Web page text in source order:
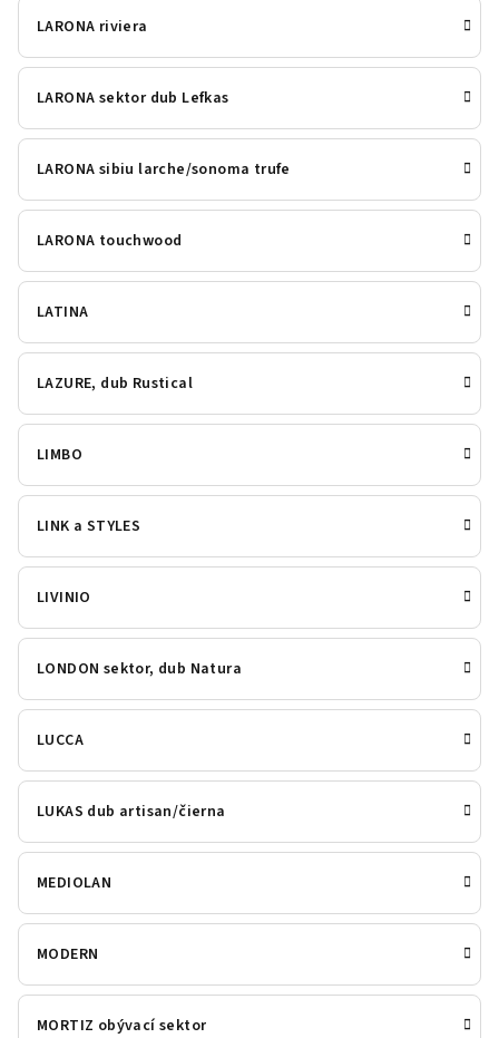
LARONA riviera
LARONA sektor dub Lefkas
LARONA sibiu larche/sonoma trufe
LARONA touchwood
LATINA
LAZURE, dub Rustical
LIMBO
LINK a STYLES
LIVINIO
LONDON sektor, dub Natura
LUCCA
LUKAS dub artisan/čierna
MEDIOLAN
MODERN
MORTIZ obývací sektor